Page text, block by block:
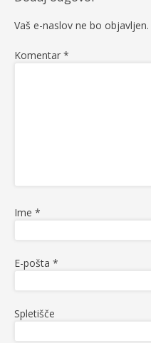
Vaš e-naslov ne bo objavljen.
Komentar *
Ime *
E-pošta *
Spletišče